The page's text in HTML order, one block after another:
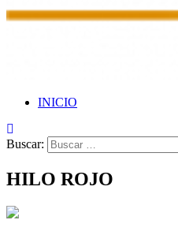
INICIO
Buscar:
HILO ROJO